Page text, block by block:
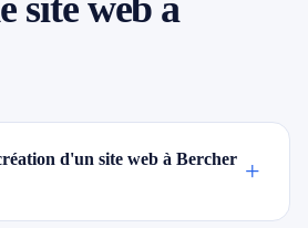
site web à
d'un site web à Bercher +